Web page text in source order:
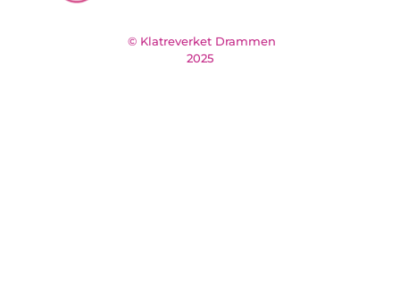
© Klatreverket Drammen
2025